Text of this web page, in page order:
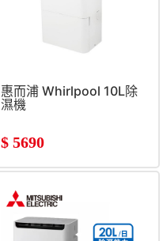
惠而浦 Whirlpool 10L除
濕機
$ 5690